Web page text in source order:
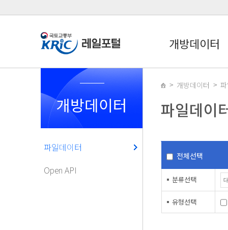
개방데이터
개방데이터
파일데이터
Open API
개방데이터
파일데이
전체선택
분류선택
유형선택